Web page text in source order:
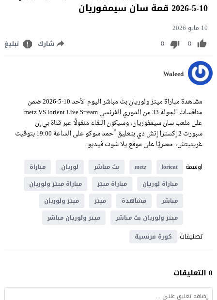
10-5-2026 قمة سان سيمفوريان
10 مايو 2026
0
0 شارك تبليغ
Waleed
مشاهدة مباراة ميتز ولوريان بث مباشر اليوم الأحد 10-5-2026 ضمن
منافسات الجولة 33 من الدوري الفرنسي metz VS lorient Live Stream
على ملعب سان سيمفوريان، وسيكون اللقاء منقولًا عبر قناة بي إن
سبورت 2 إكسترا إتش دي بتعليق أحمد سوكو على الساعة 19:00 بتوقيت
غرينيتش، حصريًا على موقع يلا شوت فيديو.
اوسمة
lorient
metz بث مباشر لوريان
مباراة
مباراة لوريان
مباراة ميتز
مباراة ميتز ولوريان
مباشر
مشاهدة ميتز
ميتز ولوريان
ميتز ولوريان بث مباشر
ميتز ولوريان مباشر
تصنيفات كورة فرنسية
0 التعليقات